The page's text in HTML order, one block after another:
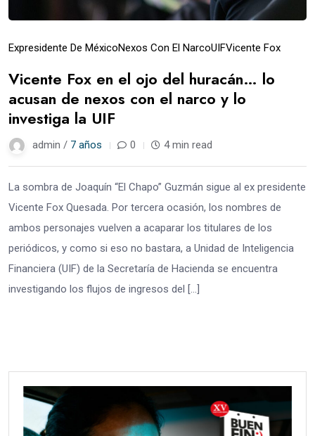
Expresidente De MéxicoNexos Con El NarcoUIFVicente Fox
Vicente Fox en el ojo del huracán… lo
acusan de nexos con el narco y lo
investiga la UIF
admin / 7 años 0 4 min read
La sombra de Joaquín “El Chapo” Guzmán sigue al ex presidente
Vicente Fox Quesada. Por tercera ocasión, los nombres de
ambos personajes vuelven a acaparar los titulares de los
periódicos, y como si eso no bastara, a Unidad de Inteligencia
Financiera (UIF) de la Secretaría de Hacienda se encuentra
investigando los flujos de ingresos del […]